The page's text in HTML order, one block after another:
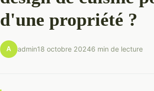
d'une propriété ?
A admin18 octobre 20246 min de lecture